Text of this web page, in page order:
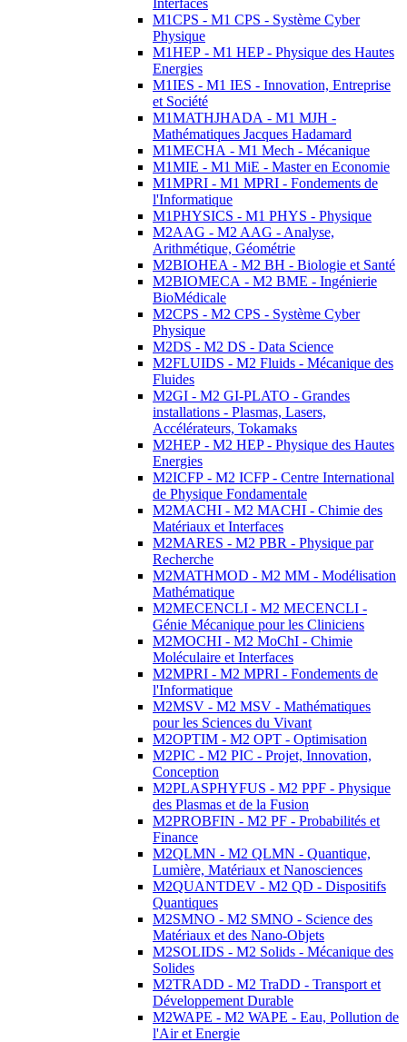
Interfaces
M1CPS - M1 CPS - Système Cyber
Physique
M1HEP - M1 HEP - Physique des Hautes
Energies
M1IES - M1 IES - Innovation, Entreprise
et Société
M1MATHJHADA - M1 MJH -
Mathématiques Jacques Hadamard
M1MECHA - M1 Mech - Mécanique
M1MIE - M1 MiE - Master en Economie
M1MPRI - M1 MPRI - Fondements de
l'Informatique
M1PHYSICS - M1 PHYS - Physique
M2AAG - M2 AAG - Analyse,
Arithmétique, Géométrie
M2BIOHEA - M2 BH - Biologie et Santé
M2BIOMECA - M2 BME - Ingénierie
BioMédicale
M2CPS - M2 CPS - Système Cyber
Physique
M2DS - M2 DS - Data Science
M2FLUIDS - M2 Fluids - Mécanique des
Fluides
M2GI - M2 GI-PLATO - Grandes
installations - Plasmas, Lasers,
Accélérateurs, Tokamaks
M2HEP - M2 HEP - Physique des Hautes
Energies
M2ICFP - M2 ICFP - Centre International
de Physique Fondamentale
M2MACHI - M2 MACHI - Chimie des
Matériaux et Interfaces
M2MARES - M2 PBR - Physique par
Recherche
M2MATHMOD - M2 MM - Modélisation
Mathématique
M2MECENCLI - M2 MECENCLI -
Génie Mécanique pour les Cliniciens
M2MOCHI - M2 MoChI - Chimie
Moléculaire et Interfaces
M2MPRI - M2 MPRI - Fondements de
l'Informatique
M2MSV - M2 MSV - Mathématiques
pour les Sciences du Vivant
M2OPTIM - M2 OPT - Optimisation
M2PIC - M2 PIC - Projet, Innovation,
Conception
M2PLASPHYFUS - M2 PPF - Physique
des Plasmas et de la Fusion
M2PROBFIN - M2 PF - Probabilités et
Finance
M2QLMN - M2 QLMN - Quantique,
Lumière, Matériaux et Nanosciences
M2QUANTDEV - M2 QD - Dispositifs
Quantiques
M2SMNO - M2 SMNO - Science des
Matériaux et des Nano-Objets
M2SOLIDS - M2 Solids - Mécanique des
Solides
M2TRADD - M2 TraDD - Transport et
Développement Durable
M2WAPE - M2 WAPE - Eau, Pollution de
l'Air et Energie